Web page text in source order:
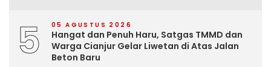
5 05 AGUSTUS 2026
Hangat dan Penuh Haru, Satgas TMMD dan
Warga Cianjur Gelar Liwetan di Atas Jalan
Beton Baru